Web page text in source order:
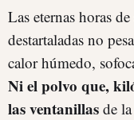
Las eternas horas
destartaladas no
calor húmedo,
Ni el polvo que,
las ventanillas de